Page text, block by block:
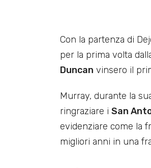
Con la partenza di
per la prima volta
Duncan vinsero il
Murray, durante la
ringraziare i San
evidenziare come la
migliori anni in una